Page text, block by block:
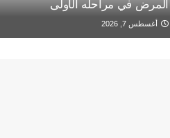
المرض في مراحله الأولى
أغسطس 7, 2026